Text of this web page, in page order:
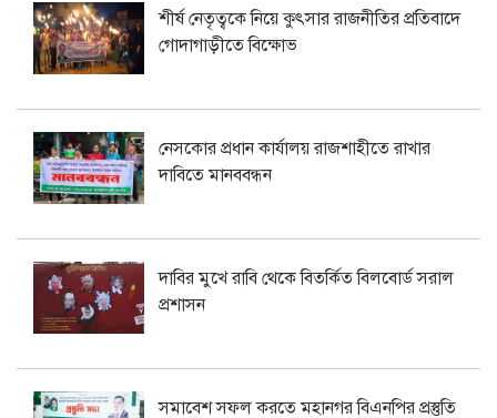
শীর্ষ নেতৃত্বকে নিয়ে কুৎসার রাজনীতির প্রতিবাদে
গোদাগাড়ীতে বিক্ষোভ
নেসকোর প্রধান কার্যালয় রাজশাহীতে রাখার
দাবিতে মানববন্ধন
দাবির মুখে রাবি থেকে বিতর্কিত বিলবোর্ড সরাল
প্রশাসন
সমাবেশ সফল করতে মহানগর বিএনপির প্রস্তুতি